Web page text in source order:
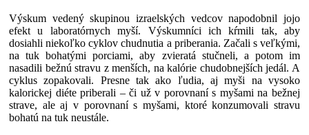
Výskum vedený skupinou izraelských vedcov napodobnil jojo
efekt u laboratórnych myší. Výskumníci ich kŕmili tak, aby
dosiahli niekoľko cyklov chudnutia a priberania. Začali s veľkými,
na tuk bohatými porciami, aby zvieratá stučneli, a potom im
nasadili bežnú stravu z menších, na kalórie chudobnejších jedál. A
cyklus zopakovali. Presne tak ako ľudia, aj myši na vysoko
kalorickej diéte priberali – či už v porovnaní s myšami na bežnej
strave, ale aj v porovnaní s myšami, ktoré konzumovali stravu
bohatú na tuk neustále.